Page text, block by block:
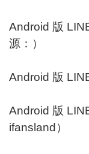
Android 版
源：）
Android 版
Android 版
ifansland ）